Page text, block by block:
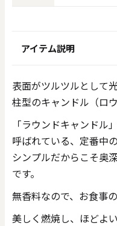
アイテム説明
表面がツルツルとして
柱型のキャンドル（ロ
「ラウンドキャンドル
呼ばれている、定番中の
シンプルだからこそ奥
です。
無香料なので、お食事
美しく燃焼し、ほどよ